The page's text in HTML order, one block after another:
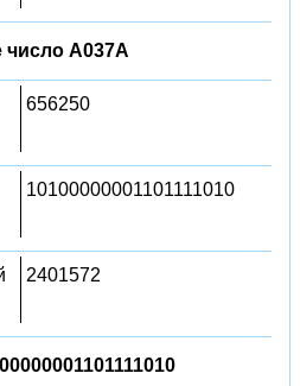
число A037A
656250
10100000001101111010
2401572